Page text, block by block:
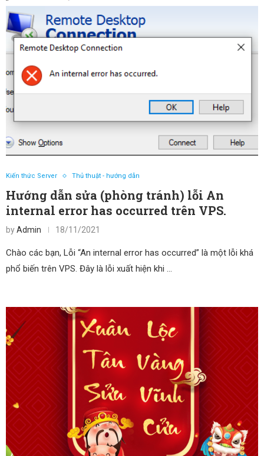
Kiến thức Server Thủ thuật - hướng dẫn
Hướng dẫn sửa (phòng tránh) lỗi An
internal error has occurred trên VPS.
byAdmin 18/11/2021
Chào các bạn, Lỗi “An internal error has occurred” là một lỗi khá
phổ biến trên VPS. Đây là lỗi xuất hiện khi …